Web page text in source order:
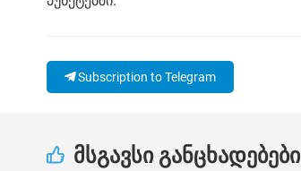
Subscription to Telegram
მსგავსი განცხადებები